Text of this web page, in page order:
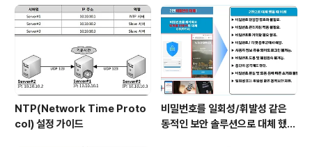
NTP(Network Time Proto
col) 설정 가이드
비밀번호를 일회성/휘발성 같은
동적인 보안 솔루션으로 대체 했을